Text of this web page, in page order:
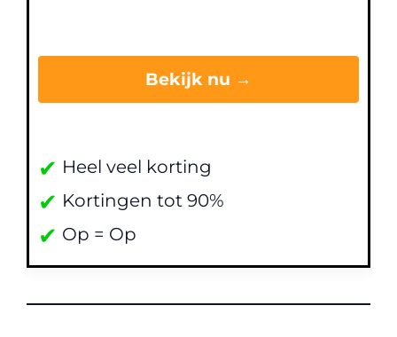
Bekijk nu →
✔ Heel veel korting
✔ Kortingen tot 90%
✔ Op = Op